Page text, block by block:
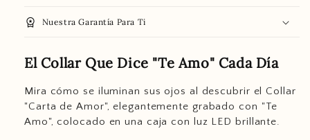
workspace_premium Nuestra Garantía Para Ti
El Collar Que Dice "Te Amo" Cada Día
Mira cómo se iluminan sus ojos al descubrir el Collar
"Carta de Amor", elegantemente grabado con "Te
Amo", colocado en una caja con luz LED brillante.